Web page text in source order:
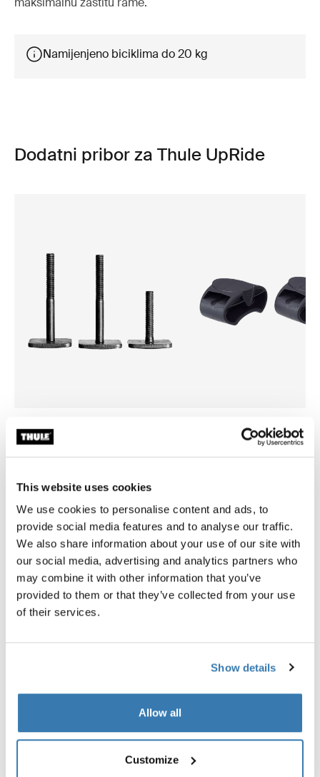
This website uses cookies
We use cookies to personalise content and ads, to
provide social media features and to analyse our traffic.
We also share information about your use of our site with
our social media, advertising and analytics partners who
may combine it with other information that you’ve
provided to them or that they’ve collected from your use
of their services.
Show details
Allow all
Customize
Namijenjeno biciklima do 20 kg
Dodatni pribor za Thule UpRide
Thule t-track adapter 889-1
adapter za t-žlijeb 889-1 crne boje
Thule wheel adapter
adapter za kotač crne boje
Toggle overview
Opis proizvoda
Toggle features
Sve značajke
Toggle guides and instructions
Upute